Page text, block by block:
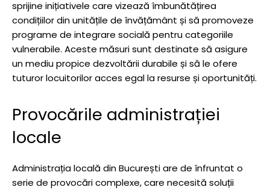
sprijine inițiativele care vizează îmbunătățirea
condițiilor din unitățile de învățământ și să promoveze
programe de integrare socială pentru categoriile
vulnerabile. Aceste măsuri sunt destinate să asigure
un mediu propice dezvoltării durabile și să le ofere
tuturor locuitorilor acces egal la resurse și oportunități.
Provocările administrației
locale
Administrația locală din București are de înfruntat o
serie de provocări complexe, care necesită soluții